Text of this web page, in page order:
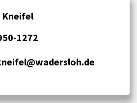
Kneifel
1272